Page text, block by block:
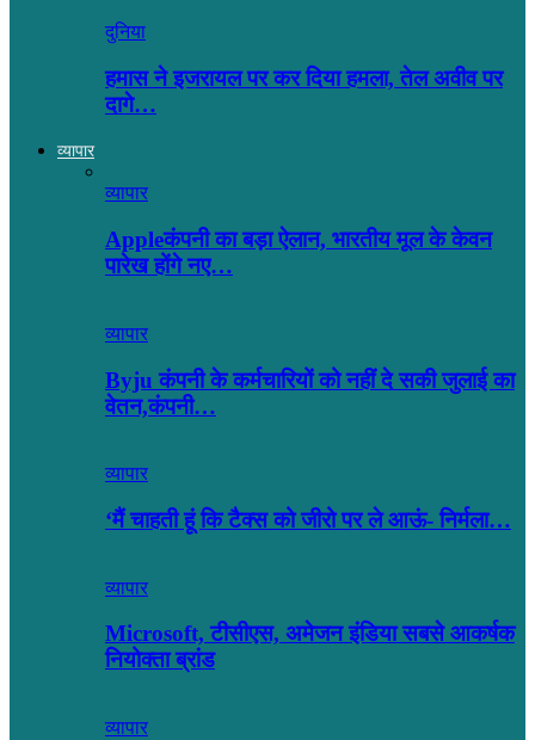
दुनिया
हमास ने इजरायल पर कर दिया हमला, तेल अवीव पर
दागे…
व्यापार
व्यापार
Appleकंपनी का बड़ा ऐलान, भारतीय मूल के केवन
पारेख होंगे नए…
व्यापार
Byju कंपनी के कर्मचारियों को नहीं दे सकी जुलाई का
वेतन,कंपनी…
व्यापार
‘मैं चाहती हूं कि टैक्स को जीरो पर ले आऊं- निर्मला…
व्यापार
Microsoft, टीसीएस, अमेजन इंडिया सबसे आकर्षक
नियोक्ता ब्रांड
व्यापार